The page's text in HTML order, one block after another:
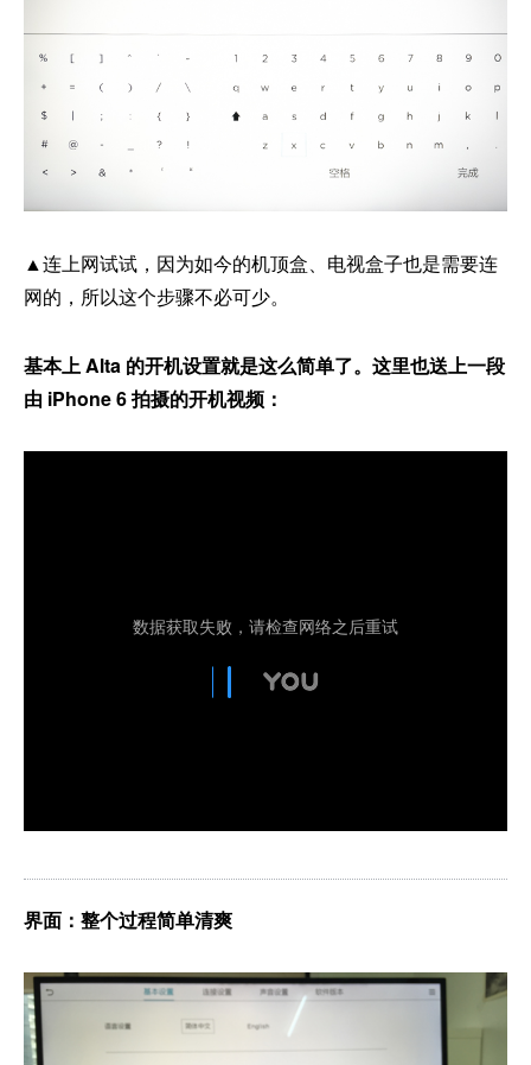
▲连上网试试，因为如今的机顶盒、电视盒子也是需要连
网的，所以这个步骤不必可少。
基本上 Alta 的开机设置就是这么简单了。这里也送上一段
由 iPhone 6 拍摄的开机视频：
界面：整个过程简单清爽